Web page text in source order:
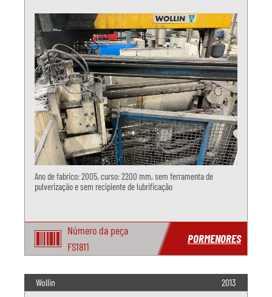
Ano de fabrico: 2005, curso: 2200 mm, sem ferramenta de
pulverização e sem recipiente de lubrificação
Número da peça
FS1811
PORMENORES
Wollin 2013